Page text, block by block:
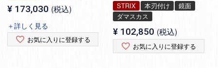
¥ 173,030 税込
＋詳しく見る
お気に入りに登録する
STRIX 本刃付け
鏡面
ダマスカス
¥ 102,850 税込
お気に入りに登録する